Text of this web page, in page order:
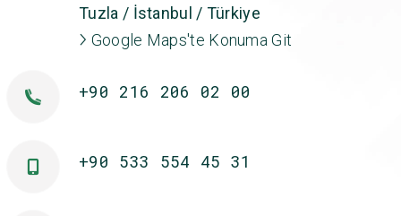
Tuzla / İstanbul / Türkiye
Google Maps'te Konuma Git
+90 216 206 02 00
+90 533 554 45 31